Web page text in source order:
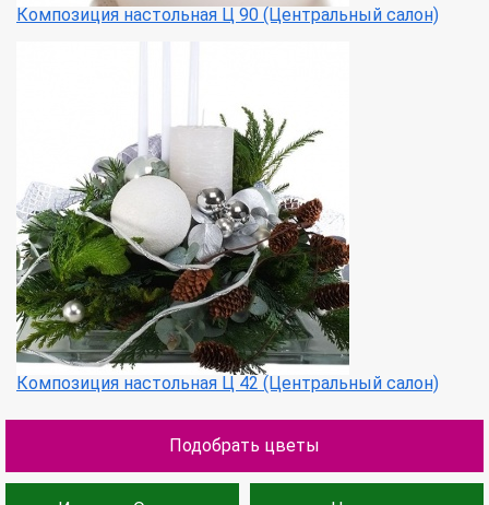
Композиция настольная Ц 90 (Центральный салон)
Композиция настольная Ц 42 (Центральный салон)
Подобрать цветы